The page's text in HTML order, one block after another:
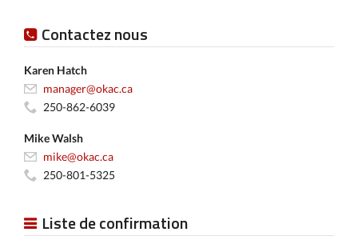
Contactez nous
Karen Hatch
manager@okac.ca
250-862-6039
Mike Walsh
mike@okac.ca
250-801-5325
Liste de confirmation